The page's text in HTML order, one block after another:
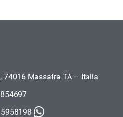
74016 Massafra TA – Italia